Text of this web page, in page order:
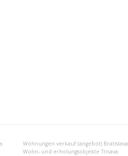
Wohnungen verkauf (angebot) Bratislava
Wohn- und erholungsobjekte Trnava